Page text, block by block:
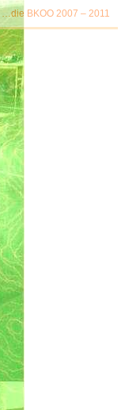
BKOO 2007 – 2011